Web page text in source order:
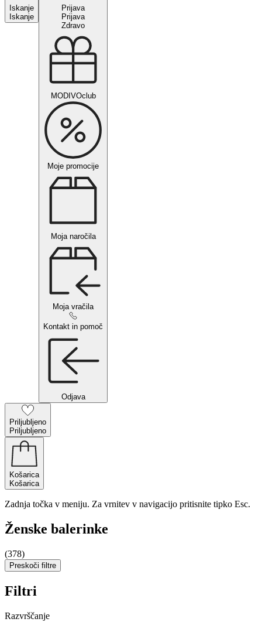
Iskanje
Iskanje
Prijava
Prijava
Zdravo
MODIVOclub
Moje promocije
Moja naročila
Moja vračila
Kontakt in pomoč
Odjava
Priljubljeno
Priljubljeno
Košarica
Košarica
Zadnja točka v meniju. Za vrnitev v navigacijo pritisnite tipko Esc.
Ženske balerinke
(378)
Preskoči filtre
Filtri
Razvrščanje